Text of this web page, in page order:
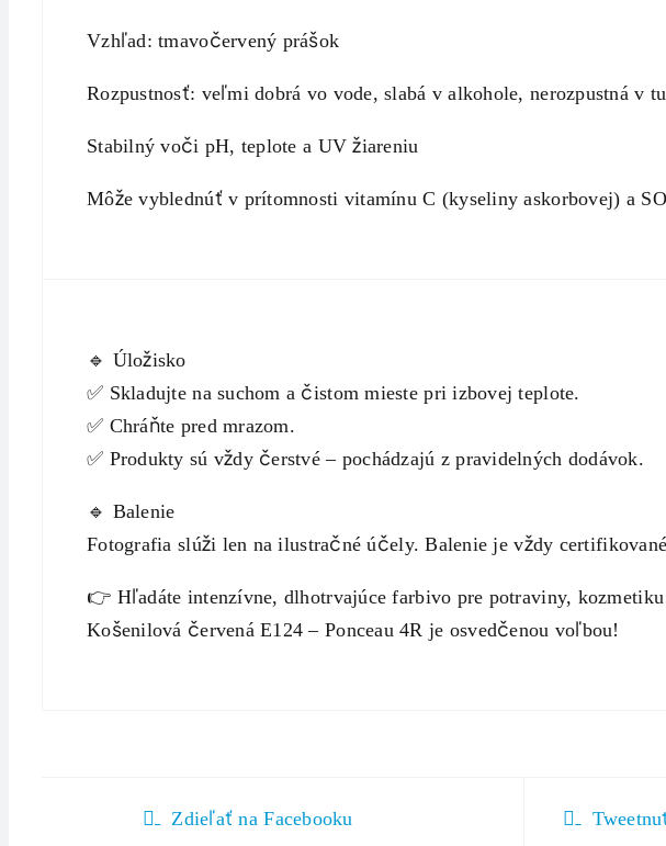
Vzhľad: tmavočervený prášok
Rozpustnosť: veľmi dobrá vo vode, slabá v alkohole, nerozpustná v
Stabilný voči pH, teplote a UV žiareniu
Môže vyblednúť v prítomnosti vitamínu C (kyseliny askorbovej) a
🔹 Úložisko
✅ Skladujte na suchom a čistom mieste pri izbovej teplote.
✅ Chráňte pred mrazom.
✅ Produkty sú vždy čerstvé – pochádzajú z pravidelných dodávok.
🔹 Balenie
Fotografia slúži len na ilustračné účely. Balenie je vždy
👉 Hľadáte intenzívne, dlhotrvajúce farbivo pre potraviny, kozmetiku
Košenilová červená E124 – Ponceau 4R je osvedčenou voľbou!
Zdieľať na Facebooku